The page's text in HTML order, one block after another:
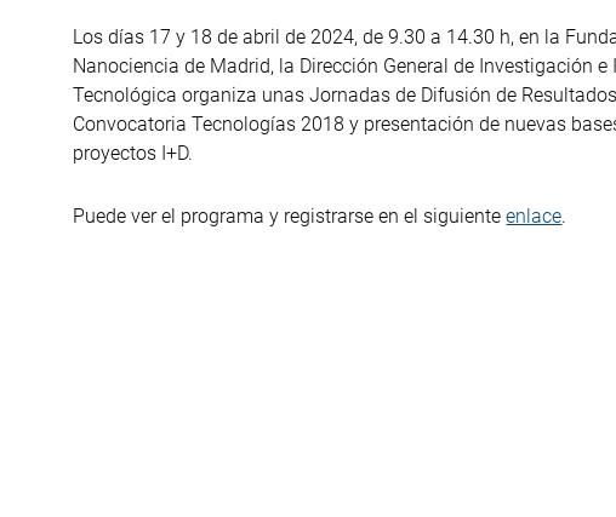
Los días 17 y 18 de abril de 2024, de 9.30 a 14.30 h, en la
Nanociencia de Madrid, la Dirección General de Investigación e
Tecnológica organiza unas Jornadas de Difusión de
Convocatoria Tecnologías 2018 y presentación de nuevas
proyectos I+D.
Puede ver el programa y registrarse en el siguienteenlace.